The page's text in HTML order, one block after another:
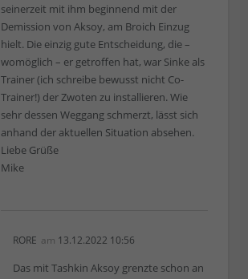
seinerzeit mit ihm beginnend mit der
Demission von Aksoy, am Broich Einzug
hielt. Die einzig gute Entscheidung, die –
womöglich – er getroffen hat, war Sinke als
Trainer (ich schreibe bewusst nicht Co-
Trainer!) der Zwoten zu installieren. Wie
sehr dessen Weggang schmerzt, lässt sich
anhand der aktuellen Situation absehen.
Liebe Grüße
Mike
RORE am 13.12.2022 10:56
Das mit Tashkin Aksoy grenzte schon an